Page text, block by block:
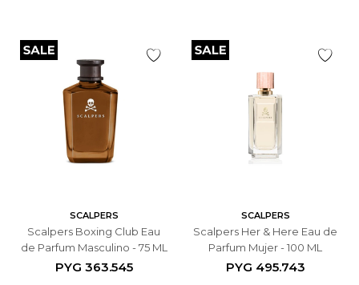
SCALPERS
Scalpers Boxing Club Eau
de Parfum Masculino - 75 ML
PYG 363.545
SCALPERS
Scalpers Her & Here Eau de
Parfum Mujer - 100 ML
PYG 495.743